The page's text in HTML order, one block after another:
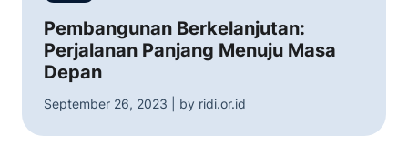
Pembangunan Berkelanjutan:
Perjalanan Panjang Menuju Masa
Depan
September 26, 2023 | by ridi.or.id